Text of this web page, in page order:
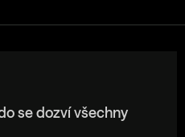
se dozví všechny